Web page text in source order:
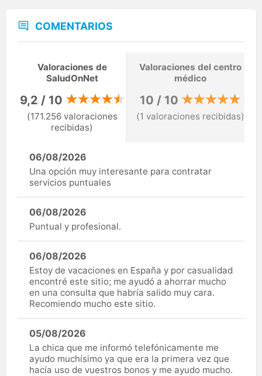
COMENTARIOS
Valoraciones de
SaludOnNet
9,2 / 10
(171.256 valoraciones
recibidas)
Valoraciones del centro
médico
10 / 10
(1 valoraciones recibidas)
06/08/2026
Una opción muy interesante para contratar
servicios puntuales
06/08/2026
Puntual y profesional.
06/08/2026
Estoy de vacaciones en España y por casualidad
encontré este sitio; me ayudó a ahorrar mucho
en una consulta que habría salido muy cara.
Recomiendo mucho este sitio.
05/08/2026
La chica que me informó telefónicamente me
ayudo muchísimo ya que era la primera vez que
hacía uso de vuestros bonos y me ayudo mucho.